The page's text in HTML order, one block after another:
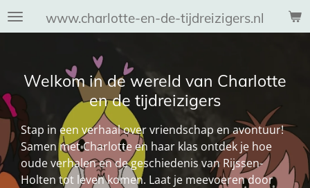
Ga
direct
hoofdinhoud
www.charlotte-en-de-tijdreizigers.nl
Welkom in de wereld van Charlotte
en de tijdreizigers
Stap in een verhaal over vriendschap en avontuur!
Samen met Charlotte en haar klas ontdek je hoe
oude verhalen en de geschiedenis van Rijssen-
Holten tot leven komen. Laat je meevoeren door